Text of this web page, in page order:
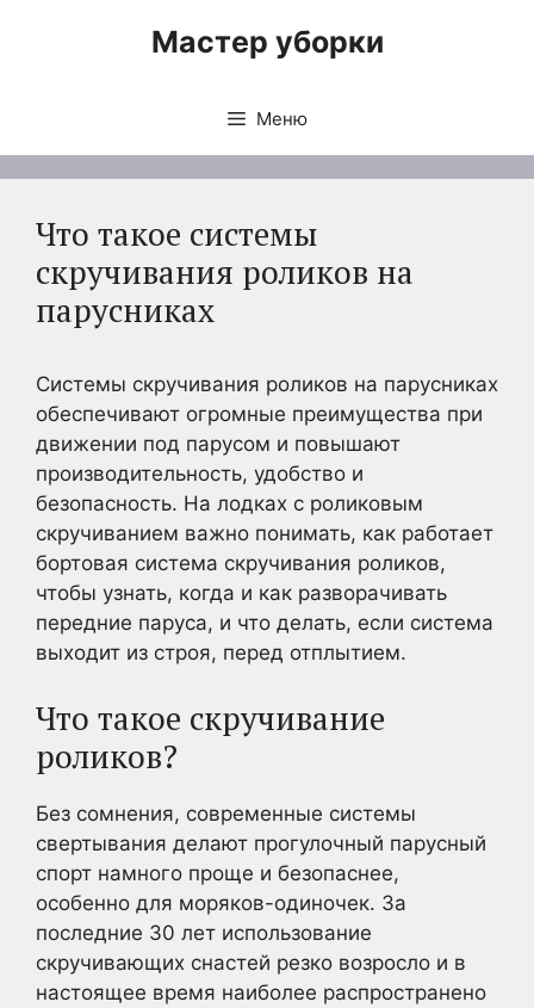
Мастер уборки
Меню
Что такое системы
скручивания роликов на
парусниках
Системы скручивания роликов на парусниках
обеспечивают огромные преимущества при
движении под парусом и повышают
производительность, удобство и
безопасность. На лодках с роликовым
скручиванием важно понимать, как работает
бортовая система скручивания роликов,
чтобы узнать, когда и как разворачивать
передние паруса, и что делать, если система
выходит из строя, перед отплытием.
Что такое скручивание
роликов?
Без сомнения, современные системы
свертывания делают прогулочный парусный
спорт намного проще и безопаснее,
особенно для моряков-одиночек. За
последние 30 лет использование
скручивающих снастей резко возросло и в
настоящее время наиболее распространено